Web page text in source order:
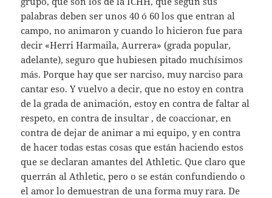
palabras deben ser unos 40 ó 60 los que entran al
campo, no animaron y cuando lo hicieron fue para
decir «Herri Harmaila, Aurrera» (grada popular,
adelante), seguro que hubiesen pitado muchísimos
más. Porque hay que ser narciso, muy narciso para
cantar eso. Y vuelvo a decir, que no estoy en contra
de la grada de animación, estoy en contra de faltar al
respeto, en contra de insultar , de coaccionar, en
contra de dejar de animar a mi equipo, y en contra
de hacer todas estas cosas que están haciendo estos
que se declaran amantes del Athletic. Que claro que
querrán al Athletic, pero o se están confundiendo o
el amor lo demuestran de una forma muy rara. De